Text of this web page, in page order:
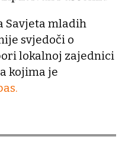
Savjeta mladih
svjedoči o
lokalnoj zajednici
kojima je